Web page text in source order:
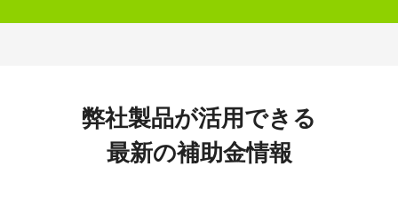
弊社製品が活用できる
最新の補助金情報